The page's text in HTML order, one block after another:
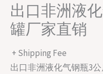
出口非洲液
罐厂家直销
+ Shipping Fee
出口非洲液化气钢瓶3